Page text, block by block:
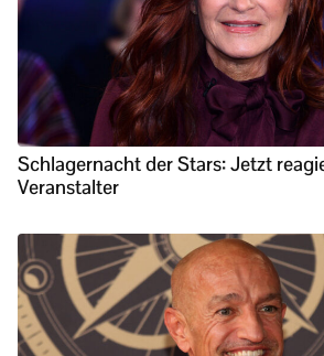
Schlagernacht der Stars: Jetzt
Veranstalter